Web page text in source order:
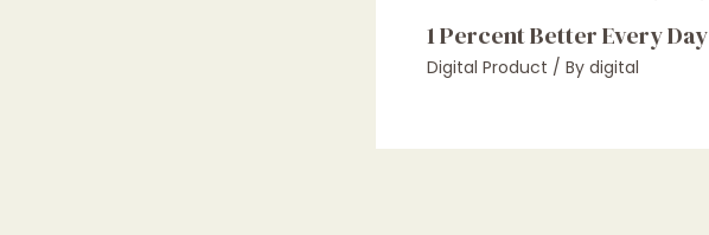
1 Percent Better Every Day
Digital Product / By digital